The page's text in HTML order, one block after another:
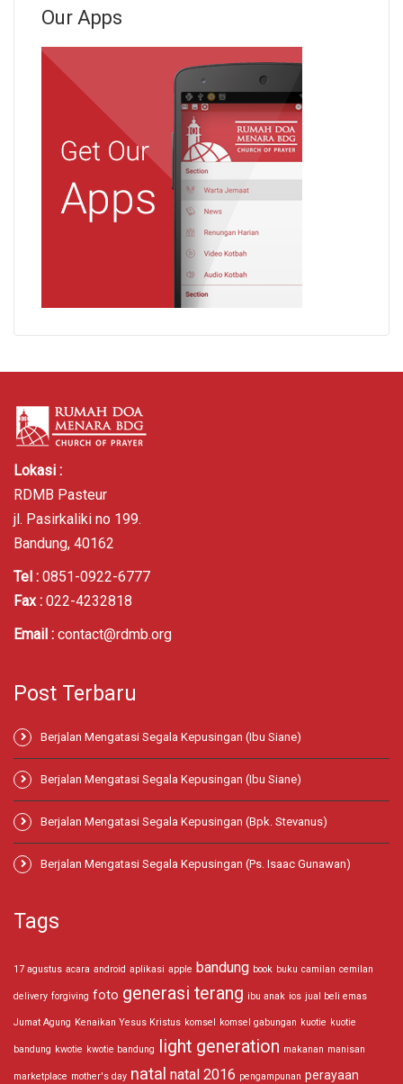
Our Apps
Lokasi :
RDMB Pasteur
jl. Pasirkaliki no 199.
Bandung, 40162
Tel : 0851-0922-6777
Fax : 022-4232818
Email : contact@rdmb.org
Post Terbaru
Berjalan Mengatasi Segala Kepusingan (Ibu Siane)
Berjalan Mengatasi Segala Kepusingan (Ibu Siane)
Berjalan Mengatasi Segala Kepusingan (Bpk. Stevanus)
Berjalan Mengatasi Segala Kepusingan (Ps. Isaac Gunawan)
Tags
17 agustus acara android aplikasi apple bandung book buku camilan cemilan
delivery forgiving foto generasi terang ibu anak ios jual beli emas
Jumat Agung Kenaikan Yesus Kristus komsel komsel gabungan kuotie kuotie
bandung kwotie kwotie bandung light generation makanan manisan
marketplace mother's day natal natal 2016 pengampunan perayaan